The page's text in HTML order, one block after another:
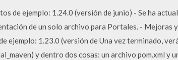
de ejemplo: 1.24.0 (versión de junio) - Se ha
de un solo archivo para Portales. - Mejoras
ejemplo: 1.23.0 (versión de Una vez terminado,
y dentro dos cosas: un archivo pom.xml y